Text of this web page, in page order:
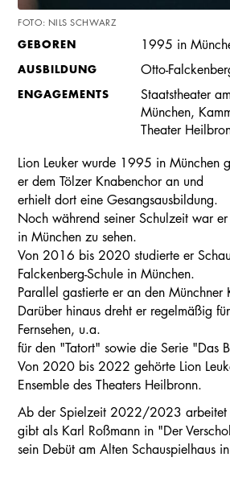
GEBOREN 1995 in
AUSBILDUNG Otto-
ENGAGEMENTS
Staatstheater
München,
Theater
Lion Leuker wurde 1995 in
er dem Tölzer Knabenchor an und
erhielt dort eine Gesangsausbildung.
Noch während seiner Schulzeit war
in München zu sehen.
Von 2016 bis 2020 studierte er
Falckenberg-Schule in München.
Parallel gastierte er an den Münchner
Darüber hinaus dreht er regelmäßig
Fernsehen, u.a.
für den "Tatort" sowie die Serie "Das
Von 2020 bis 2022 gehörte Lion
Ensemble des Theaters Heilbronn.
Ab der Spielzeit 2022/2023 arbeitet
gibt als Karl Roßmann in "Der
sein Debüt am Alten Schauspielhaus
FOTO: NILS SCHWARZ